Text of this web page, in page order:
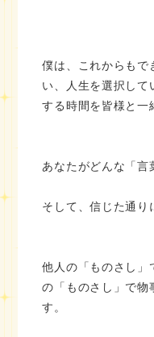
僕は、これからもで
い、人生を選択して
する時間を皆様と一
あなたがどんな「言
そして、信じた通り
他人の「ものさし」
の「ものさし」で物
す。